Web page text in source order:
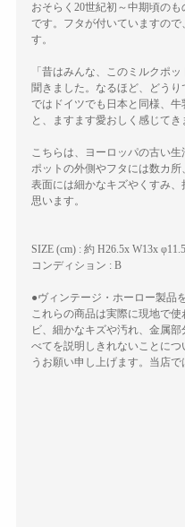
おそらく20世紀初～中期頃の
です。フタが付いていますの
す。
「昔はみんな、このミルクポ
聞きました。なるほど、どう
ではドイツでも日本と同様、
と、ますます愛おしく感じてき
こちらは、ヨーロッパの古い
ポットの外側やフタには数カ
表面には細かなキズやくすみ
思います。
SIZE (cm) : 約 H26.5x W13x
コンディション : B
●ヴィンテージ・ホーロー製品
これらの商品は実際に現地で
ビ、細かなキズや汚れ、金属
べてを説明しきれないことに
うお願い申し上げます。当店